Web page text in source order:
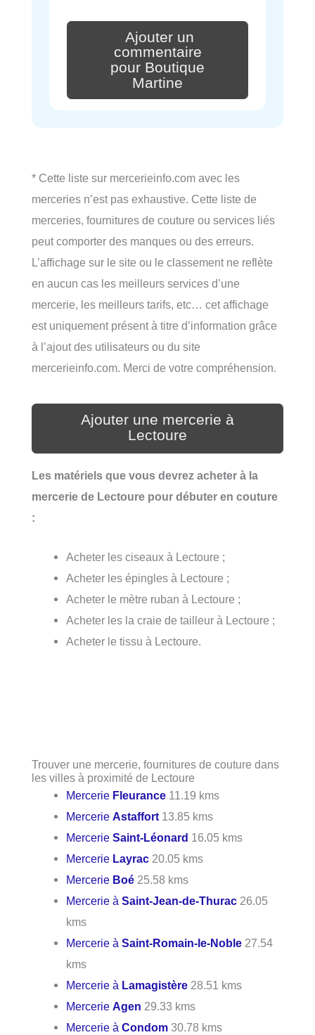
Ajouter un
commentaire
pour Boutique
Martine
* Cette liste sur mercerieinfo.com avec les
merceries n’est pas exhaustive. Cette liste de
merceries, fournitures de couture ou services liés
peut comporter des manques ou des erreurs.
L’affichage sur le site ou le classement ne reflète
en aucun cas les meilleurs services d’une
mercerie, les meilleurs tarifs, etc… cet affichage
est uniquement présent à titre d’information grâce
à l’ajout des utilisateurs ou du site
mercerieinfo.com. Merci de votre compréhension.
Ajouter une mercerie à
Lectoure
Les matériels que vous devrez acheter à la
mercerie de Lectoure pour débuter en couture
:
Acheter les ciseaux à Lectoure ;
Acheter les épingles à Lectoure ;
Acheter le mètre ruban à Lectoure ;
Acheter les la craie de tailleur à Lectoure ;
Acheter le tissu à Lectoure.
Trouver une mercerie, fournitures de couture dans
les villes à proximité de Lectoure
Mercerie Fleurance 11.19 kms
MercerieAstaffort 13.85 kms
MercerieSaint-Léonard 16.05 kms
Mercerie Layrac 20.05 kms
Mercerie Boé 25.58 kms
Mercerie àSaint-Jean-de-Thurac 26.05
kms
Mercerie àSaint-Romain-le-Noble 27.54
kms
Mercerie à Lamagistère 28.51 kms
MercerieAgen 29.33 kms
Mercerie àCondom 30.78 kms